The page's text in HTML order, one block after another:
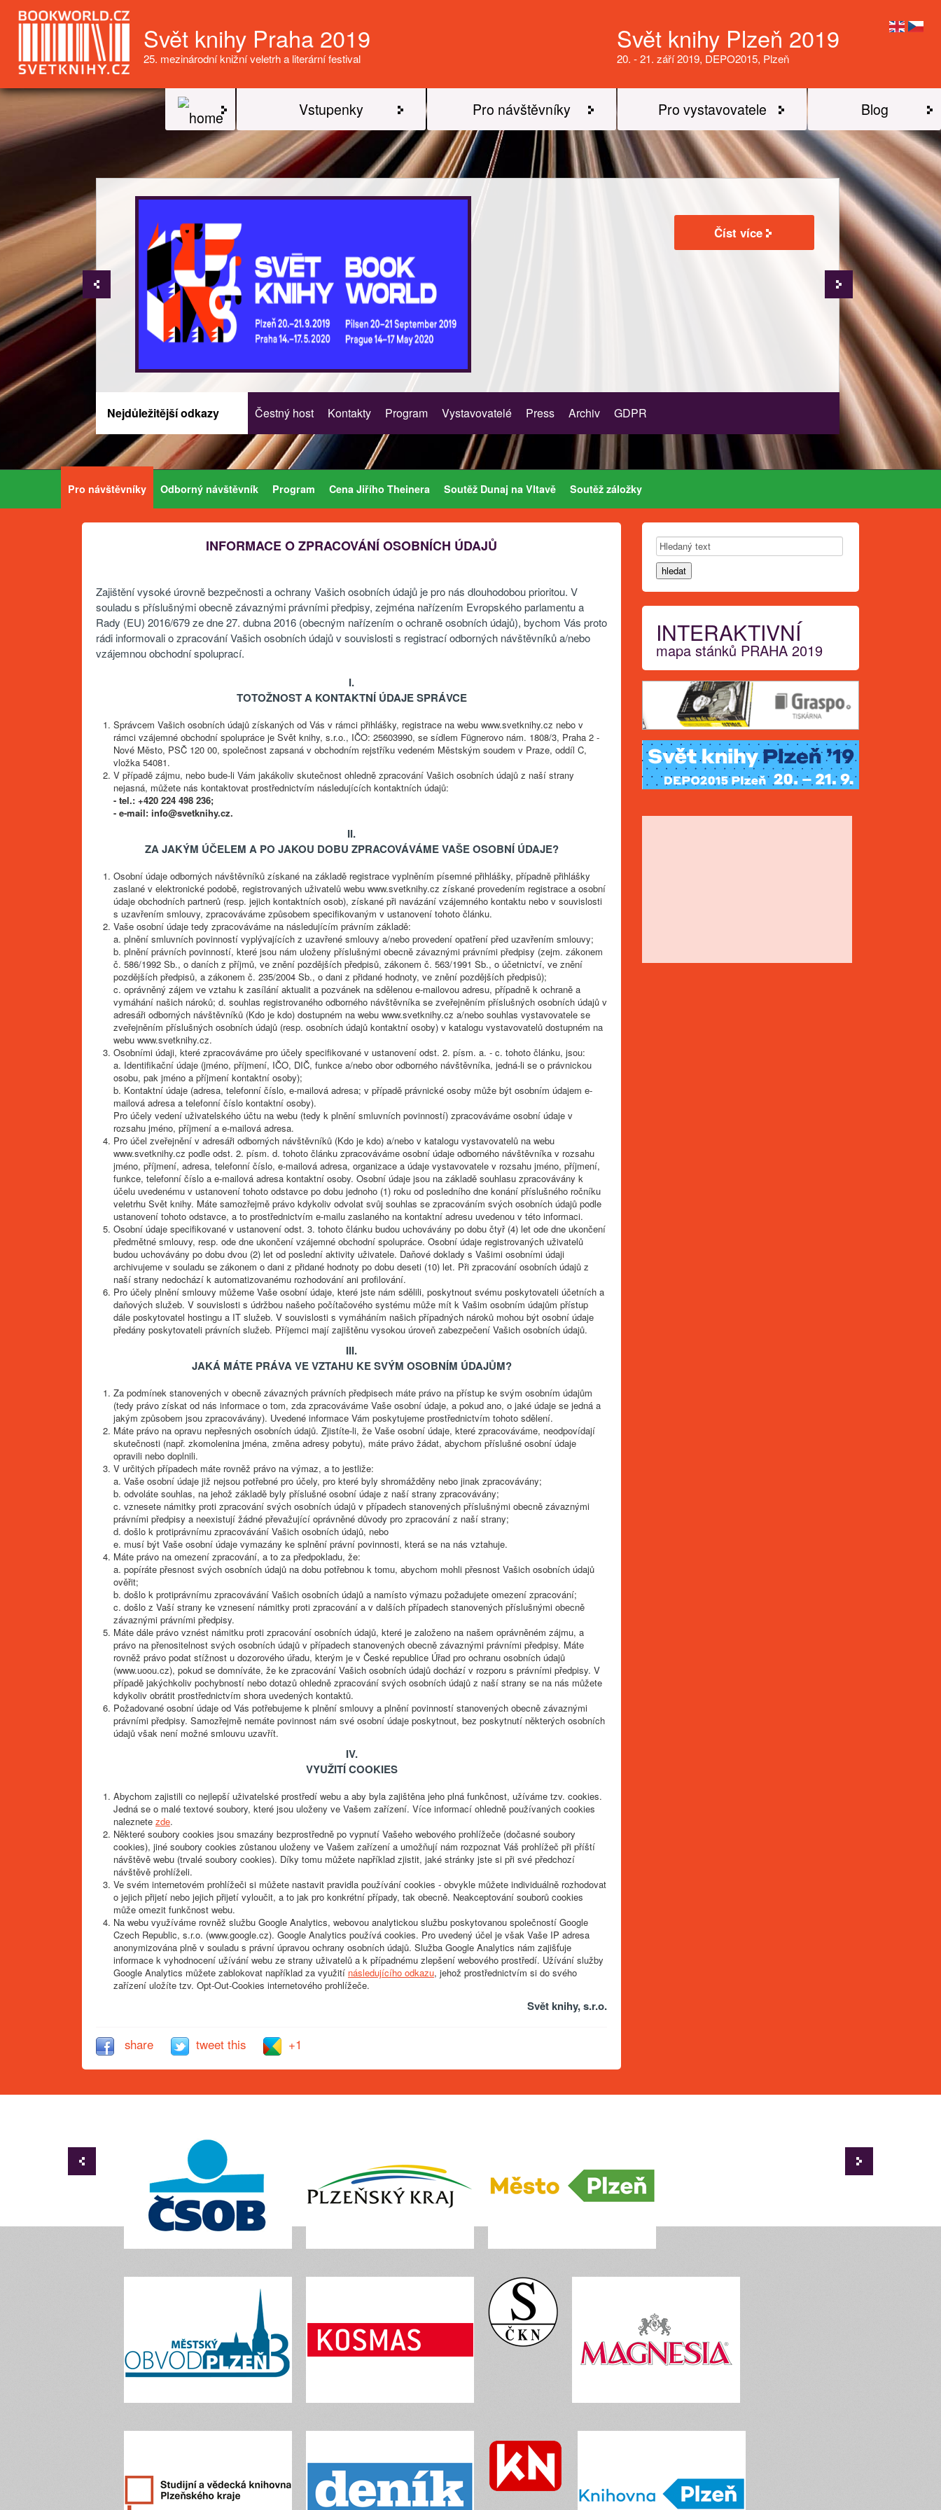
Svět knihy Praha 2019
25. mezinárodní knižní veletrh a literární festival
Svět knihy Plzeň 2019
20. - 21. září 2019, DEPO2015, Plzeň
Blog
Pro vystavovatele
Pro návštěvníky
Vstupenky
Číst více
Nejdůležitější odkazy Čestný host Kontakty Program Vystavovatelé Press Archiv GDPR
Pro návštěvníky Odborný návštěvník Program Cena Jiřího Theinera Soutěž Dunaj na Vltavě Soutěž záložky
INFORMACE O ZPRACOVÁNÍ OSOBNÍCH ÚDAJŮ
Zajištění vysoké úrovně bezpečnosti a ochrany Vašich osobních údajů je pro nás dlouhodobou prioritou. V
souladu s příslušnými obecně závaznými právními předpisy, zejména nařízením Evropského parlamentu a
Rady (EU) 2016/679 ze dne 27. dubna 2016 (obecným nařízením o ochraně osobních údajů), bychom Vás proto
rádi informovali o zpracování Vašich osobních údajů v souvislosti s registrací odborných návštěvníků a/nebo
vzájemnou obchodní spoluprací.
I.
TOTOŽNOST A KONTAKTNÍ ÚDAJE SPRÁVCE
Správcem Vašich osobních údajů získaných od Vás v rámci přihlášky, registrace na webu www.svetknihy.cz nebo v
rámci vzájemné obchodní spolupráce je Svět knihy, s.r.o., IČO: 25603990, se sídlem Fügnerovo nám. 1808/3, Praha 2 -
Nové Město, PSČ 120 00, společnost zapsaná v obchodním rejstříku vedeném Městským soudem v Praze, oddíl C,
vložka 54081.
V případě zájmu, nebo bude-li Vám jakákoliv skutečnost ohledně zpracování Vašich osobních údajů z naší strany
nejasná, můžete nás kontaktovat prostřednictvím následujících kontaktních údajů:
- tel.: +420 224 498 236;
- e-mail: info@svetknihy.cz.
II.
ZA JAKÝM ÚČELEM A PO JAKOU DOBU ZPRACOVÁVÁME VAŠE OSOBNÍ ÚDAJE?
Osobní údaje odborných návštěvníků získané na základě registrace vyplněním písemné přihlášky, případně přihlášky
zaslané v elektronické podobě, registrovaných uživatelů webu www.svetknihy.cz získané provedením registrace a osobní
údaje obchodních partnerů (resp. jejich kontaktních osob), získané při navázání vzájemného kontaktu nebo v souvislosti
s uzavřením smlouvy, zpracováváme způsobem specifikovaným v ustanovení tohoto článku.
Vaše osobní údaje tedy zpracováváme na následujícím právním základě:
a. plnění smluvních povinností vyplývajících z uzavřené smlouvy a/nebo provedení opatření před uzavřením smlouvy;
b. plnění právních povinností, které jsou nám uloženy příslušnými obecně závaznými právními předpisy (zejm. zákonem
č. 586/1992 Sb., o daních z příjmů, ve znění pozdějších předpisů, zákonem č. 563/1991 Sb., o účetnictví, ve znění
pozdějších předpisů, a zákonem č. 235/2004 Sb., o dani z přidané hodnoty, ve znění pozdějších předpisů);
c. oprávněný zájem ve vztahu k zasílání aktualit a pozvánek na sdělenou e-mailovou adresu, případně k ochraně a
vymáhání našich nároků; d. souhlas registrovaného odborného návštěvníka se zveřejněním příslušných osobních údajů v
adresáři odborných návštěvníků (Kdo je kdo) dostupném na webu www.svetknihy.cz a/nebo souhlas vystavovatele se
zveřejněním příslušných osobních údajů (resp. osobních údajů kontaktní osoby) v katalogu vystavovatelů dostupném na
webu www.svetknihy.cz.
Osobními údaji, které zpracováváme pro účely specifikované v ustanovení odst. 2. písm. a. - c. tohoto článku, jsou:
a. Identifikační údaje (jméno, příjmení, IČO, DIČ, funkce a/nebo obor odborného návštěvníka, jedná-li se o právnickou
osobu, pak jméno a příjmení kontaktní osoby);
b. Kontaktní údaje (adresa, telefonní číslo, e-mailová adresa; v případě právnické osoby může být osobním údajem e-
mailová adresa a telefonní číslo kontaktní osoby).
Pro účely vedení uživatelského účtu na webu (tedy k plnění smluvních povinností) zpracováváme osobní údaje v
rozsahu jméno, příjmení a e-mailová adresa.
Pro účel zveřejnění v adresáři odborných návštěvníků (Kdo je kdo) a/nebo v katalogu vystavovatelů na webu
www.svetknihy.cz podle odst. 2. písm. d. tohoto článku zpracováváme osobní údaje odborného návštěvníka v rozsahu
jméno, příjmení, adresa, telefonní číslo, e-mailová adresa, organizace a údaje vystavovatele v rozsahu jméno, příjmení,
funkce, telefonní číslo a e-mailová adresa kontaktní osoby. Osobní údaje jsou na základě souhlasu zpracovávány k
účelu uvedenému v ustanovení tohoto odstavce po dobu jednoho (1) roku od posledního dne konání příslušného ročníku
veletrhu Svět knihy. Máte samozřejmě právo kdykoliv odvolat svůj souhlas se zpracováním svých osobních údajů podle
ustanovení tohoto odstavce, a to prostřednictvím e-mailu zaslaného na kontaktní adresu uvedenou v této informaci.
Osobní údaje specifikované v ustanovení odst. 3. tohoto článku budou uchovávány po dobu čtyř (4) let ode dne ukončení
předmětné smlouvy, resp. ode dne ukončení vzájemné obchodní spolupráce. Osobní údaje registrovaných uživatelů
budou uchovávány po dobu dvou (2) let od poslední aktivity uživatele. Daňové doklady s Vašimi osobními údaji
archivujeme v souladu se zákonem o dani z přidané hodnoty po dobu deseti (10) let. Při zpracování osobních údajů z
naší strany nedochází k automatizovanému rozhodování ani profilování.
Pro účely plnění smlouvy můžeme Vaše osobní údaje, které jste nám sdělili, poskytnout svému poskytovateli účetních a
daňových služeb. V souvislosti s údržbou našeho počítačového systému může mít k Vašim osobním údajům přístup
dále poskytovatel hostingu a IT služeb. V souvislosti s vymáháním našich případných nároků mohou být osobní údaje
předány poskytovateli právních služeb. Příjemci mají zajištěnu vysokou úroveň zabezpečení Vašich osobních údajů.
III.
JAKÁ MÁTE PRÁVA VE VZTAHU KE SVÝM OSOBNÍM ÚDAJŮM?
Za podmínek stanovených v obecně závazných právních předpisech máte právo na přístup ke svým osobním údajům
(tedy právo získat od nás informace o tom, zda zpracováváme Vaše osobní údaje, a pokud ano, o jaké údaje se jedná a
jakým způsobem jsou zpracovávány). Uvedené informace Vám poskytujeme prostřednictvím tohoto sdělení.
Máte právo na opravu nepřesných osobních údajů. Zjistíte-li, že Vaše osobní údaje, které zpracováváme, neodpovídají
skutečnosti (např. zkomolenina jména, změna adresy pobytu), máte právo žádat, abychom příslušné osobní údaje
opravili nebo doplnili.
V určitých případech máte rovněž právo na výmaz, a to jestliže:
a. Vaše osobní údaje již nejsou potřebné pro účely, pro které byly shromážděny nebo jinak zpracovávány;
b. odvoláte souhlas, na jehož základě byly příslušné osobní údaje z naší strany zpracovávány;
c. vznesete námitky proti zpracování svých osobních údajů v případech stanovených příslušnými obecně závaznými
právními předpisy a neexistují žádné převažující oprávněné důvody pro zpracování z naší strany;
d. došlo k protiprávnímu zpracovávání Vašich osobních údajů, nebo
e. musí být Vaše osobní údaje vymazány ke splnění právní povinnosti, která se na nás vztahuje.
Máte právo na omezení zpracování, a to za předpokladu, že:
a. popíráte přesnost svých osobních údajů na dobu potřebnou k tomu, abychom mohli přesnost Vašich osobních údajů
ověřit;
b. došlo k protiprávnímu zpracovávání Vašich osobních údajů a namísto výmazu požadujete omezení zpracování;
c. došlo z Vaší strany ke vznesení námitky proti zpracování a v dalších případech stanovených příslušnými obecně
závaznými právními předpisy.
Máte dále právo vznést námitku proti zpracování osobních údajů, které je založeno na našem oprávněném zájmu, a
právo na přenositelnost svých osobních údajů v případech stanovených obecně závaznými právními předpisy. Máte
rovněž právo podat stížnost u dozorového úřadu, kterým je v České republice Úřad pro ochranu osobních údajů
(www.uoou.cz), pokud se domníváte, že ke zpracování Vašich osobních údajů dochází v rozporu s právními předpisy. V
případě jakýchkoliv pochybností nebo dotazů ohledně zpracování svých osobních údajů z naší strany se na nás můžete
kdykoliv obrátit prostřednictvím shora uvedených kontaktů.
Požadované osobní údaje od Vás potřebujeme k plnění smlouvy a plnění povinností stanovených obecně závaznými
právními předpisy. Samozřejmě nemáte povinnost nám své osobní údaje poskytnout, bez poskytnutí některých osobních
údajů však není možné smlouvu uzavřít.
IV.
VYUŽITÍ COOKIES
Abychom zajistili co nejlepší uživatelské prostředí webu a aby byla zajištěna jeho plná funkčnost, užíváme tzv. cookies.
Jedná se o malé textové soubory, které jsou uloženy ve Vašem zařízení. Více informací ohledně používaných cookies
naleznete zde.
Některé soubory cookies jsou smazány bezprostředně po vypnutí Vašeho webového prohlížeče (dočasné soubory
cookies), jiné soubory cookies zůstanou uloženy ve Vašem zařízení a umožňují nám rozpoznat Váš prohlížeč při příští
návštěvě webu (trvalé soubory cookies). Díky tomu můžete například zjistit, jaké stránky jste si při své předchozí
návštěvě prohlíželi.
Ve svém internetovém prohlížeči si můžete nastavit pravidla používání cookies - obvykle můžete individuálně rozhodovat
o jejich přijetí nebo jejich přijetí vyloučit, a to jak pro konkrétní případy, tak obecně. Neakceptování souborů cookies
může omezit funkčnost webu.
Na webu využíváme rovněž službu Google Analytics, webovou analytickou službu poskytovanou společností Google
Czech Republic, s.r.o. (www.google.cz). Google Analytics používá cookies. Pro uvedený účel je však Vaše IP adresa
anonymizována plně v souladu s právní úpravou ochrany osobních údajů. Služba Google Analytics nám zajišťuje
informace k vyhodnocení užívání webu ze strany uživatelů a k případnému zlepšení webového prostředí. Užívání služby
Google Analytics můžete zablokovat například za využití následujícího odkazu, jehož prostřednictvím si do svého
zařízení uložíte tzv. Opt-Out-Cookies internetového prohlížeče.
Svět knihy, s.r.o.
share tweet this +1
INTERAKTIVNÍ
mapa stánků PRAHA 2019